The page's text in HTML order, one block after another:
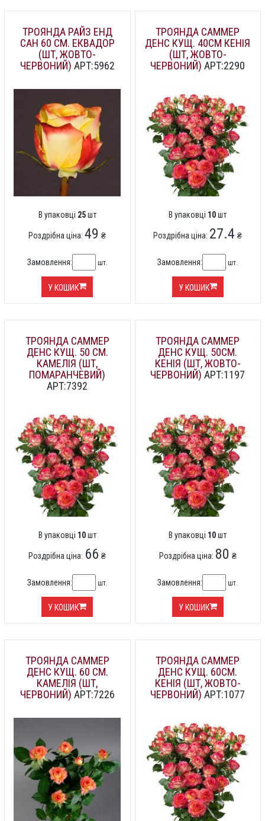
ТРОЯНДА РАЙЗ ЕНД
САН 60 СМ. ЕКВАДОР
(ШТ, ЖОВТО-
ЧЕРВОНИЙ) АРТ:5962
В упаковці 25шт
Роздрібна ціна:49 ₴
Замовлення: шт.
У КОШИК
ТРОЯНДА САММЕР
ДЕНС КУЩ. 40СМ КЕНІЯ
(ШТ, ЖОВТО-
ЧЕРВОНИЙ) АРТ:2290
В упаковці 10шт
Роздрібна ціна: 27.4 ₴
Замовлення: шт.
У КОШИК
ТРОЯНДА САММЕР
ДЕНС КУЩ. 50 СМ.
КАМЕЛІЯ (ШТ,
ПОМАРАНЧЕВИЙ)
АРТ:7392
В упаковці 10шт
Роздрібна ціна: 66 ₴
Замовлення: шт.
У КОШИК
ТРОЯНДА САММЕР
ДЕНС КУЩ. 50СМ.
КЕНІЯ (ШТ, ЖОВТО-
ЧЕРВОНИЙ) АРТ:1197
В упаковці 10шт
Роздрібна ціна: 80 ₴
Замовлення: шт.
У КОШИК
ТРОЯНДА САММЕР
ДЕНС КУЩ. 60 СМ.
КАМЕЛІЯ (ШТ,
ЧЕРВОНИЙ) АРТ:7226
ТРОЯНДА САММЕР
ДЕНС КУЩ. 60СМ.
КЕНІЯ (ШТ, ЖОВТО-
ЧЕРВОНИЙ) АРТ:1077